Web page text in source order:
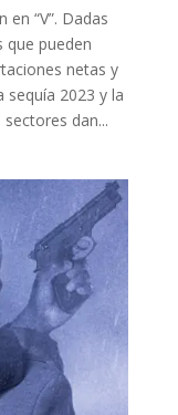
“V”. Dadas
que pueden
netas y
sequía 2023 y la
dan...